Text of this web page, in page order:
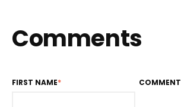
Comments
FIRST NAME* COMMENT